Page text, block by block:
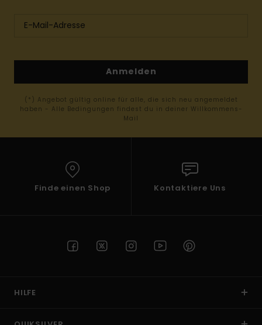
Anmelden
(*) Angebot gültig online für alle, die sich neu angemeldet
haben - Alle Bedingungen findest du in deiner Willkommens-
Mail
Finde einen Shop Kontaktiere Uns
HILFE